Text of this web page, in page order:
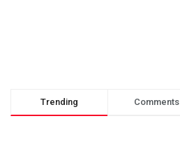
Trending Comments